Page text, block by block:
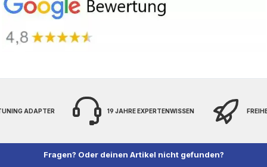
ADAPTER 19 JAHRE EXPERTENWISSEN
Fragen? Oder deinen Artikel nicht gefunden?